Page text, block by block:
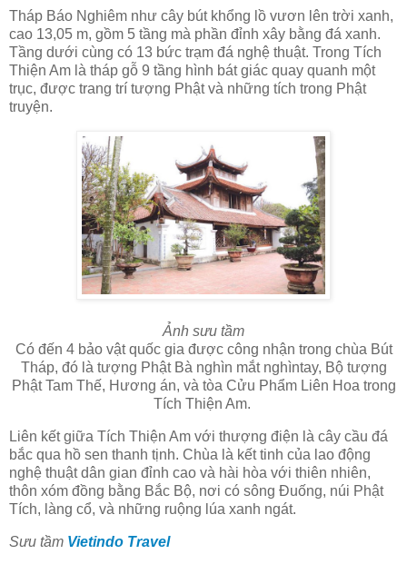
Tháp Báo Nghiêm như cây bút khổng lồ vươn lên trời xanh,
cao 13,05 m, gồm 5 tầng mà phần đỉnh xây bằng đá xanh.
Tầng dưới cùng có 13 bức trạm đá nghệ thuật. Trong Tích
Thiện Am là tháp gỗ 9 tầng hình bát giác quay quanh một
trục, được trang trí tượng Phật và những tích trong Phật
truyện.
Ảnh sưu tầm
Có đến 4 bảo vật quốc gia được công nhận trong chùa Bút
Tháp, đó là tượng Phật Bà nghìn mắt nghìntay, Bộ tượng
Phật Tam Thế, Hương án, và tòa Cửu Phẩm Liên Hoa trong
Tích Thiện Am.
Liên kết giữa Tích Thiện Am với thượng điện là cây cầu đá
bắc qua hồ sen thanh tịnh. Chùa là kết tinh của lao động
nghệ thuật dân gian đỉnh cao và hài hòa với thiên nhiên,
thôn xóm đồng bằng Bắc Bộ, nơi có sông Đuống, núi Phật
Tích, làng cổ, và những ruộng lúa xanh ngát.
Sưu tầm Vietindo Travel